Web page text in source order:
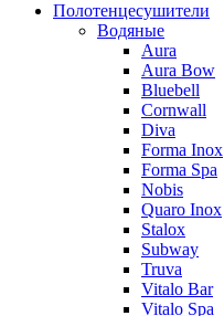
Полотенцесушители
Водяные
Aura
Aura Bow
Bluebell
Cornwall
Diva
Forma Inox
Forma Spa
Nobis
Quaro Inox
Stalox
Subway
Truva
Vitalo Bar
Vitalo Spa